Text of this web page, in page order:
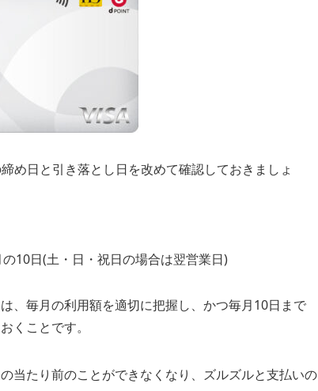
め日と引き落とし日を改めて確認しておきましょ
10日(土・日・祝日の場合は翌営業日)
、毎月の利用額を適切に把握し、かつ毎月10日まで
くことです。
当たり前のことができなくなり、ズルズルと支払いの